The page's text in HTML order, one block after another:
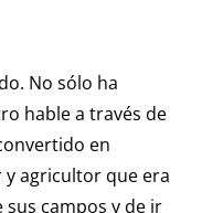
No sólo ha
hable a través de
en
agricultor que era
campos y de ir